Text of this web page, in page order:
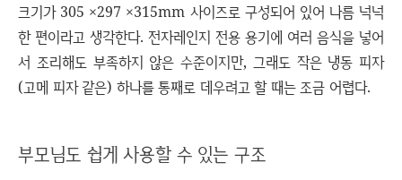
크기가 305 ×297 ×315mm 사이즈로 구성되어 있어 나름 넉넉
한 편이라고 생각한다. 전자레인지 전용 용기에 여러 음식을 넣어
서 조리해도 부족하지 않은 수준이지만, 그래도 작은 냉동 피자
(고메 피자 같은) 하나를 통째로 데우려고 할 때는 조금 어렵다.
부모님도 쉽게 사용할 수 있는 구조